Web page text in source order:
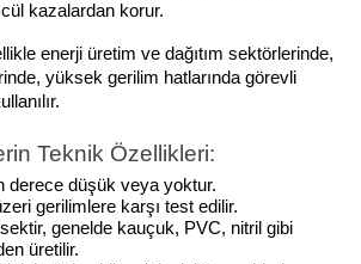
kazalardan korur.
enerji üretim ve dağıtım sektörlerinde,
yüksek gerilim hatlarında görevli
Teknik Özellikleri:
derece düşük veya yoktur.
gerilimlere karşı test edilir.
genelde kauçuk, PVC, nitril gibi
üretilir.